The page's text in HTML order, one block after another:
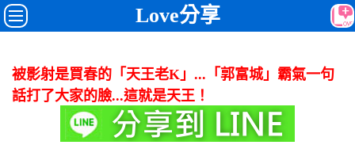
Love分享
被影射是買春的「天王老K」...「郭富城」霸氣一句
話打了大家的臉...這就是天王！